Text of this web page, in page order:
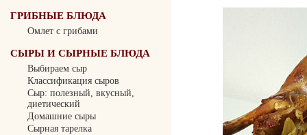
ГРИБНЫЕ БЛЮДА
Омлет с грибами
СЫРЫ И СЫРНЫЕ БЛЮДА
Выбираем сыр
Классификация сыров
Сыр: полезный, вкусный,
диетический
Домашние сыры
Сырная тарелка